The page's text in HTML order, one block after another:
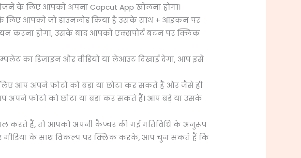
के लिए आपको अपना Capcut App खोलना होगा।
के लिए आपको जो डाउनलोड किया है उसके साथ + आइकन पर
करना होगा, उसके बाद आपको एक्सपोर्ट बटन पर क्लिक
का डिज़ाइन और वीडियो या लेआउट दिखाई देगा, आप इसे
आप अपने फोटो को बड़ा या छोटा कर सकते हैं और जैसे ही
फोटो को छोटा या बड़ा कर सकते हैं। आप बड़े या उसके
करते हैं, तो आपको अपनी कैप्चर की गई गतिविधि के अनुरूप
मीडिया के साथ विकल्प पर क्लिक करके, आप चुन सकते हैं कि